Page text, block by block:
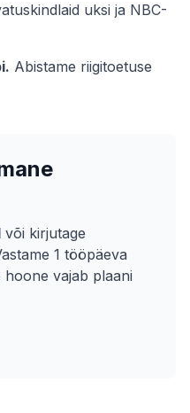
uksi ja NBC-
Abistame riigitoetuse
või kirjutage
1 tööpäeva
vajab plaani